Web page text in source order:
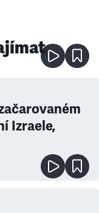
Izraele,